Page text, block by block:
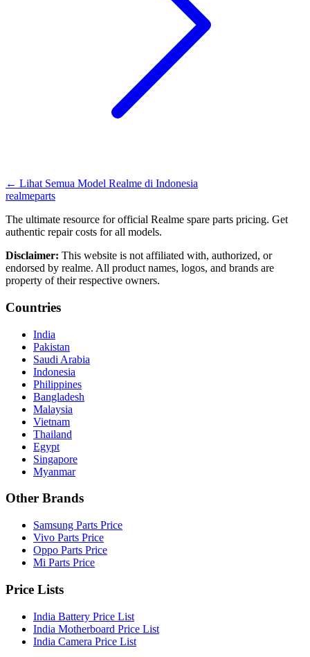
← Lihat Semua Model Realme di Indonesia
realmeparts
The ultimate resource for official Realme spare parts pricing. Get
authentic repair costs for all models.
Disclaimer: This website is not affiliated with, authorized, or
endorsed by realme. All product names, logos, and brands are
property of their respective owners.
Countries
India
Pakistan
Saudi Arabia
Indonesia
Philippines
Bangladesh
Malaysia
Vietnam
Thailand
Egypt
Singapore
Myanmar
Other Brands
Samsung Parts Price
Vivo Parts Price
Oppo Parts Price
Mi Parts Price
Price Lists
India Battery Price List
India Motherboard Price List
India Camera Price List